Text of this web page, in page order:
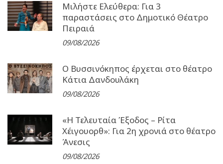
Μιλήστε Ελεύθερα: Για 3
παραστάσεις στο Δημοτικό Θέατρο
Πειραιά
09/08/2026
Ο Βυσσινόκηπος έρχεται στο θέατρο
Κάτια Δανδουλάκη
09/08/2026
«Η Τελευταία Έξοδος – Ρίτα
Χέιγουορθ»: Για 2η χρονιά στο θέατρο
Άνεσις
09/08/2026